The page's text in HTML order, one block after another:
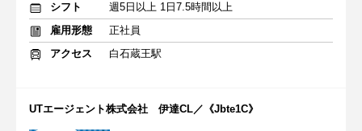
シフト
週5日以上 1日7.5時間以上
雇用形態
正社員
アクセス
白石蔵王駅
UTエージェント株式会社 伊達CL／《Jbte1C》